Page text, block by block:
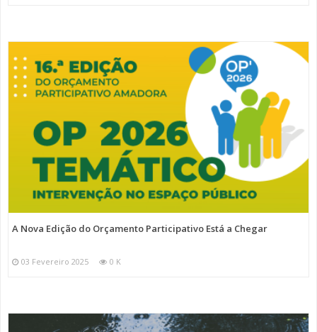
A Nova Edição do Orçamento Participativo Está a Chegar
03 Fevereiro 2025 0 K